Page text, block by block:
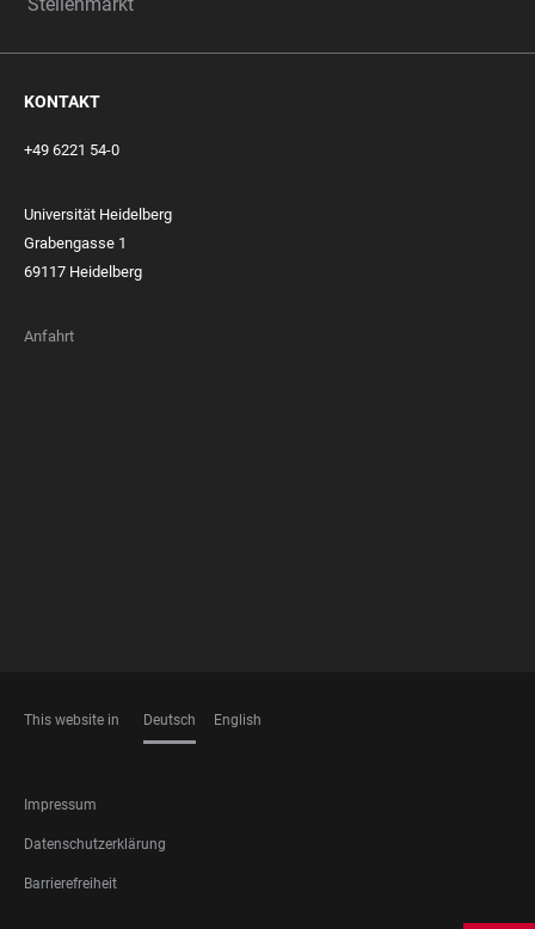
KONTAKT
+49 6221 54-0
Universität Heidelberg
Grabengasse 1
69117 Heidelberg
Anfahrt
This website in Deutsch English
FOOTER
LEGAL
Impressum
Datenschutzerklärung
Barrierefreiheit